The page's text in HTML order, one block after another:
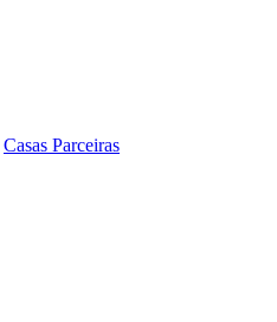
Casas Parceiras